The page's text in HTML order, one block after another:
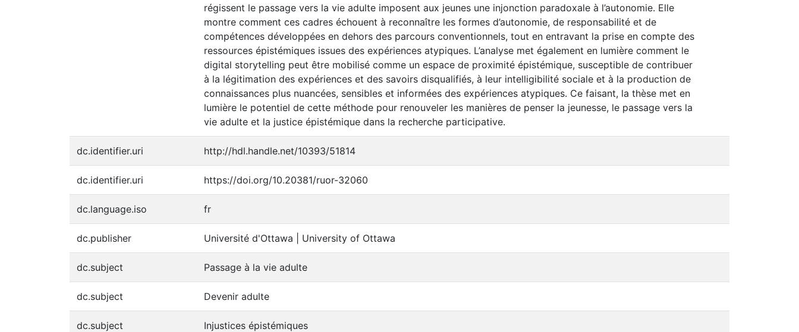
régissent le passage vers la vie adulte imposent aux jeunes une injonction paradoxale à l’autonomie. Elle
montre comment ces cadres échouent à reconnaître les formes d’autonomie, de responsabilité et de
compétences développées en dehors des parcours conventionnels, tout en entravant la prise en compte des
ressources épistémiques issues des expériences atypiques. L’analyse met également en lumière comment le
digital storytelling peut être mobilisé comme un espace de proximité épistémique, susceptible de contribuer
à la légitimation des expériences et des savoirs disqualifiés, à leur intelligibilité sociale et à la production de
connaissances plus nuancées, sensibles et informées des expériences atypiques. Ce faisant, la thèse met en
lumière le potentiel de cette méthode pour renouveler les manières de penser la jeunesse, le passage vers la
vie adulte et la justice épistémique dans la recherche participative.
dc.identifier.uri http://hdl.handle.net/10393/51814
dc.identifier.uri https://doi.org/10.20381/ruor-32060
dc.language.iso fr
dc.publisher Université d'Ottawa | University of Ottawa
dc.subject Passage à la vie adulte
dc.subject Devenir adulte
dc.subject Injustices épistémiques